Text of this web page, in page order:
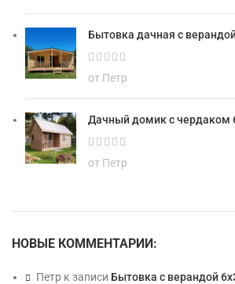
Бытовка дачная с
от Петр
Дачный домик с чердаком
от Петр
НОВЫЕ КОММЕНТАРИИ:
Петр к записи Бытовка с верандой